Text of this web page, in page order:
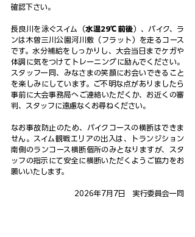
確認下さい。
長良川を泳ぐスイム（水温29℃前後）、バイク、ラ
ンは木曽三川公園河川敷（フラット）を走るコース
です。水分補給をしっかりし、大会当日までケガや
体調に気をつけてトレーニングに励んでください。
スタッフ一同、みなさまの笑顔にお会いできること
を楽しみにしています。ご不明な点がありましたら
事前に大会事務局へご連絡いただくか、お近くの審
判、スタッフに遠慮なくお尋ねください。
なお事故防止のため、バイクコースの横断はできま
せん。スイム観戦エリアの出入は、トランジション
南側のランコース横断個所のみとなりますが、スタ
ッフの指示にて安全に横断いただくようご協力をお
願いいたします。
2026年7月7日　実行委員会一同